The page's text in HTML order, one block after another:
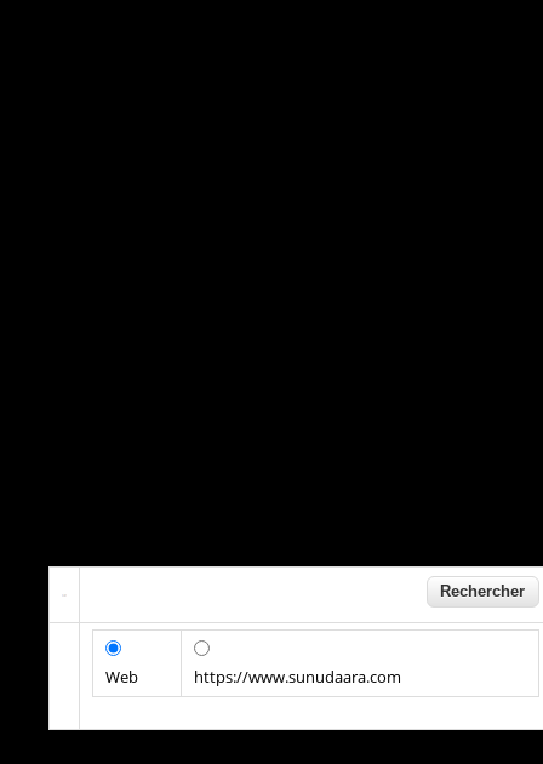
Web https://www.sunudaara.com